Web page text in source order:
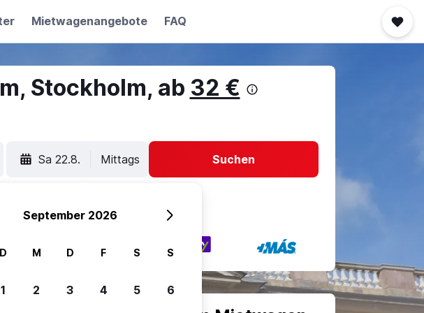
Mietwagenangebote FAQ
Stockholm, ab 32 €
Sa 22.8. Mittags Suchen
September 2026
D M D F S S
1 2 3 4 5 6